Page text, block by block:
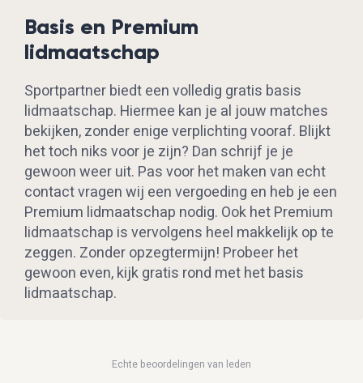
Basis en Premium
lidmaatschap
Sportpartner biedt een volledig gratis basis
lidmaatschap. Hiermee kan je al jouw matches
bekijken, zonder enige verplichting vooraf. Blijkt
het toch niks voor je zijn? Dan schrijf je je
gewoon weer uit. Pas voor het maken van echt
contact vragen wij een vergoeding en heb je een
Premium lidmaatschap nodig. Ook het Premium
lidmaatschap is vervolgens heel makkelijk op te
zeggen. Zonder opzegtermijn! Probeer het
gewoon even, kijk gratis rond met het basis
lidmaatschap.
Echte beoordelingen van leden